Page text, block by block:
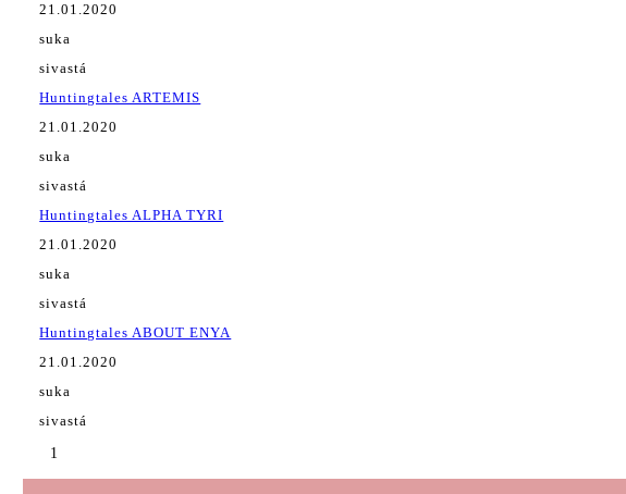
21.01.2020
suka
sivastá
Huntingtales ARTEMIS
21.01.2020
suka
sivastá
Huntingtales ALPHA TYRI
21.01.2020
suka
sivastá
Huntingtales ABOUT ENYA
21.01.2020
suka
sivastá
1